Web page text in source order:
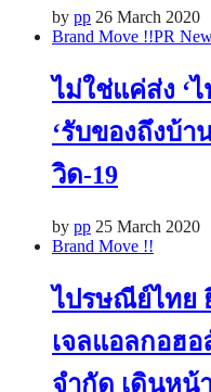
by pp 26 March 2020
Brand Move !!PR
ไม่ใช่แค่ส่ง ‘
‘รับของถึงบ้
วิด-19
by pp 25 March 2020
Brand Move !!
ไปรษณีย์ไทย
เจลแอลกอฮอ
จำกัด เดินหน้